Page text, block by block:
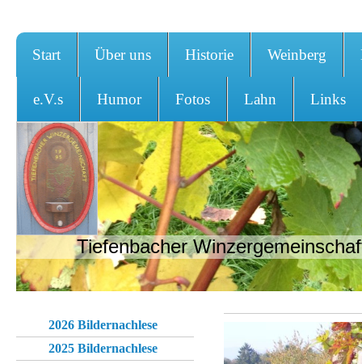
Start Über uns Historie Weinberg
e.V.s Humor Fotos Lahn Links
Tiefenbacher
2026 Bildernachlese
2025 Bildernachlese